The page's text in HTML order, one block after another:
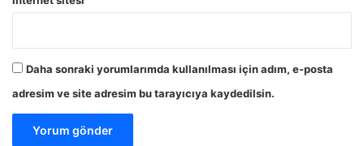
Daha sonraki yorumlarımda kullanılması için adım, e-posta
adresim ve site adresim bu tarayıcıya kaydedilsin.